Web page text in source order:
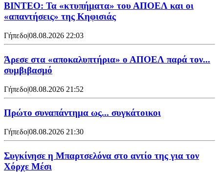
ΒΙΝΤΕΟ: Τα «κτυπήματα» του ΑΠΟΕΛ και οι
«απαντήσεις» της Κηφισιάς
Γήπεδο|08.08.2026 22:03
Άρεσε στα «αποκαλυπτήρια» ο ΑΠΟΕΛ παρά τον...
συμβιβασμό
Γήπεδο|08.08.2026 21:52
Πρώτο συναπάντημα ως... συγκάτοικοι
Γήπεδο|08.08.2026 21:30
Συγκίνησε η Μπαρτσελόνα στο αντίο της για τον
Χόρχε Μέσι